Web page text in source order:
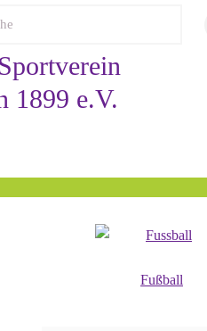
Fußball